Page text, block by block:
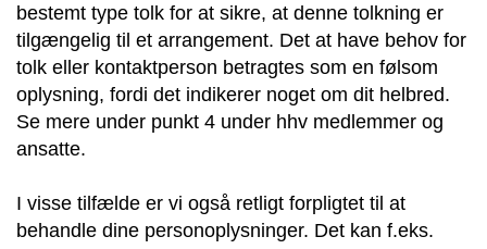
bestemt type tolk for at sikre, at denne tolkning er
tilgængelig til et arrangement. Det at have behov for
tolk eller kontaktperson betragtes som en følsom
oplysning, fordi det indikerer noget om dit helbred.
Se mere under punkt 4 under hhv medlemmer og
ansatte.
I visse tilfælde er vi også retligt forpligtet til at
behandle dine personoplysninger. Det kan f.eks.